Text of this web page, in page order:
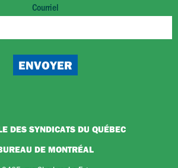
Courriel
DES SYNDICATS DU QUÉBEC
DE MONTRÉAL